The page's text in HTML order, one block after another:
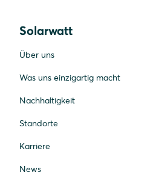
Solarwatt
Über uns
Was uns einzigartig macht
Nachhaltigkeit
Standorte
Karriere
News